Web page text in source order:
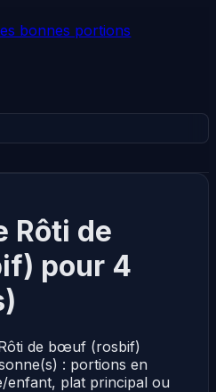
bonnes portions
Rôti de
pour 4
de bœuf (rosbif)
: portions en
enfant, plat principal ou